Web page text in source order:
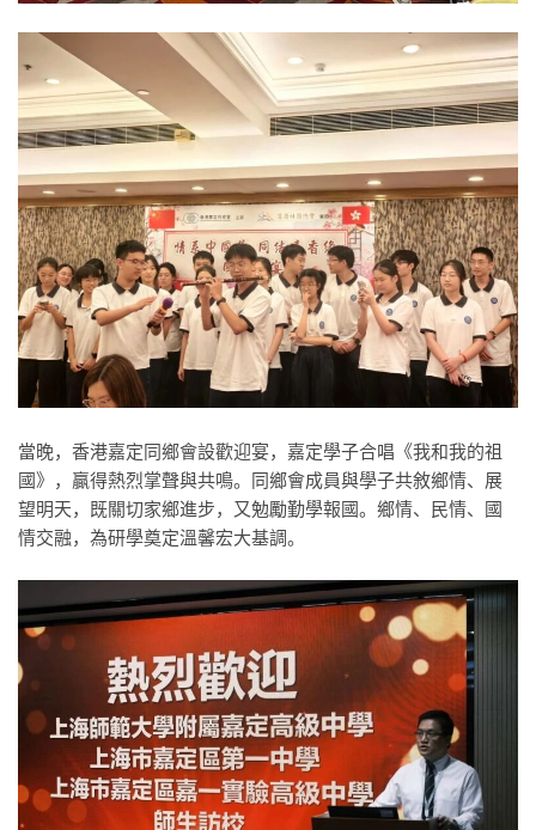
當晚，香港嘉定同鄉會設歡迎宴，嘉定學子合唱《我和我的祖
國》，贏得熱烈掌聲與共鳴。同鄉會成員與學子共敘鄉情、展
望明天，既關切家鄉進步，又勉勵勤學報國。鄉情、民情、國
情交融，為研學奠定溫馨宏大基調。